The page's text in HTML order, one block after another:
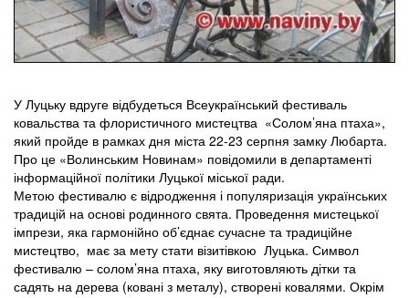
У Луцьку вдруге відбудеться Всеукраїнський фестиваль
ковальства та флористичного мистецтва «Солом’яна птаха»,
який пройде в рамках дня міста 22-23 серпня замку Любарта.
Про це «Волинським Новинам» повідомили в департаменті
інформаційної політики Луцької міської ради.
Метою фестивалю є відродження і популяризація українських
традицій на основі родинного свята. Проведення мистецької
імпрези, яка гармонійно об’єднає сучасне та традиційне
мистецтво, має за мету стати візитівкою Луцька. Символ
фестивалю – солом’яна птаха, яку виготовляють дітки та
садять на дерева (ковані з металу), створені ковалями. Окрім